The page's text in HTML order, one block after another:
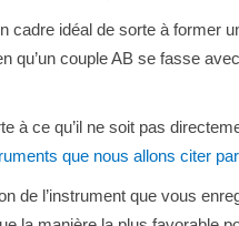
idéal de sorte à former
qu’un couple AB se fasse
à ce qu’il ne soit pas
que nous allons citer
de l’instrument que vous